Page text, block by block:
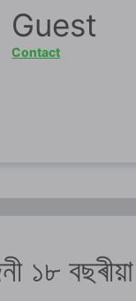
Guest
Contact
বছৰীয়া